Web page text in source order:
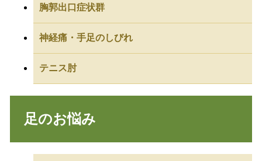
胸郭出口症状群
神経痛・手足のしびれ
テニス肘
足のお悩み